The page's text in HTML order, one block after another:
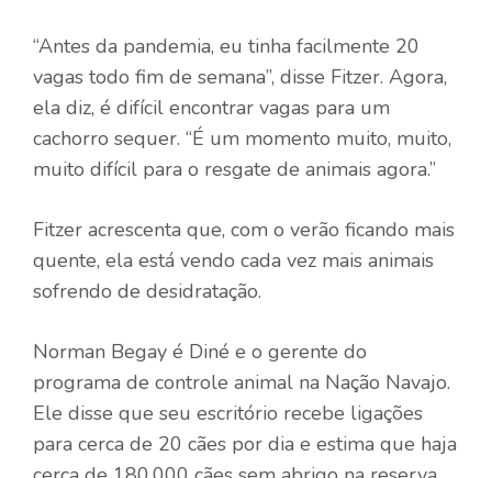
“Antes da pandemia, eu tinha facilmente 20
vagas todo fim de semana”, disse Fitzer. Agora,
ela diz, é difícil encontrar vagas para um
cachorro sequer. “É um momento muito, muito,
muito difícil para o resgate de animais agora.”
Fitzer acrescenta que, com o verão ficando mais
quente, ela está vendo cada vez mais animais
sofrendo de desidratação.
Norman Begay é Diné e o gerente do
programa de controle animal na Nação Navajo.
Ele disse que seu escritório recebe ligações
para cerca de 20 cães por dia e estima que haja